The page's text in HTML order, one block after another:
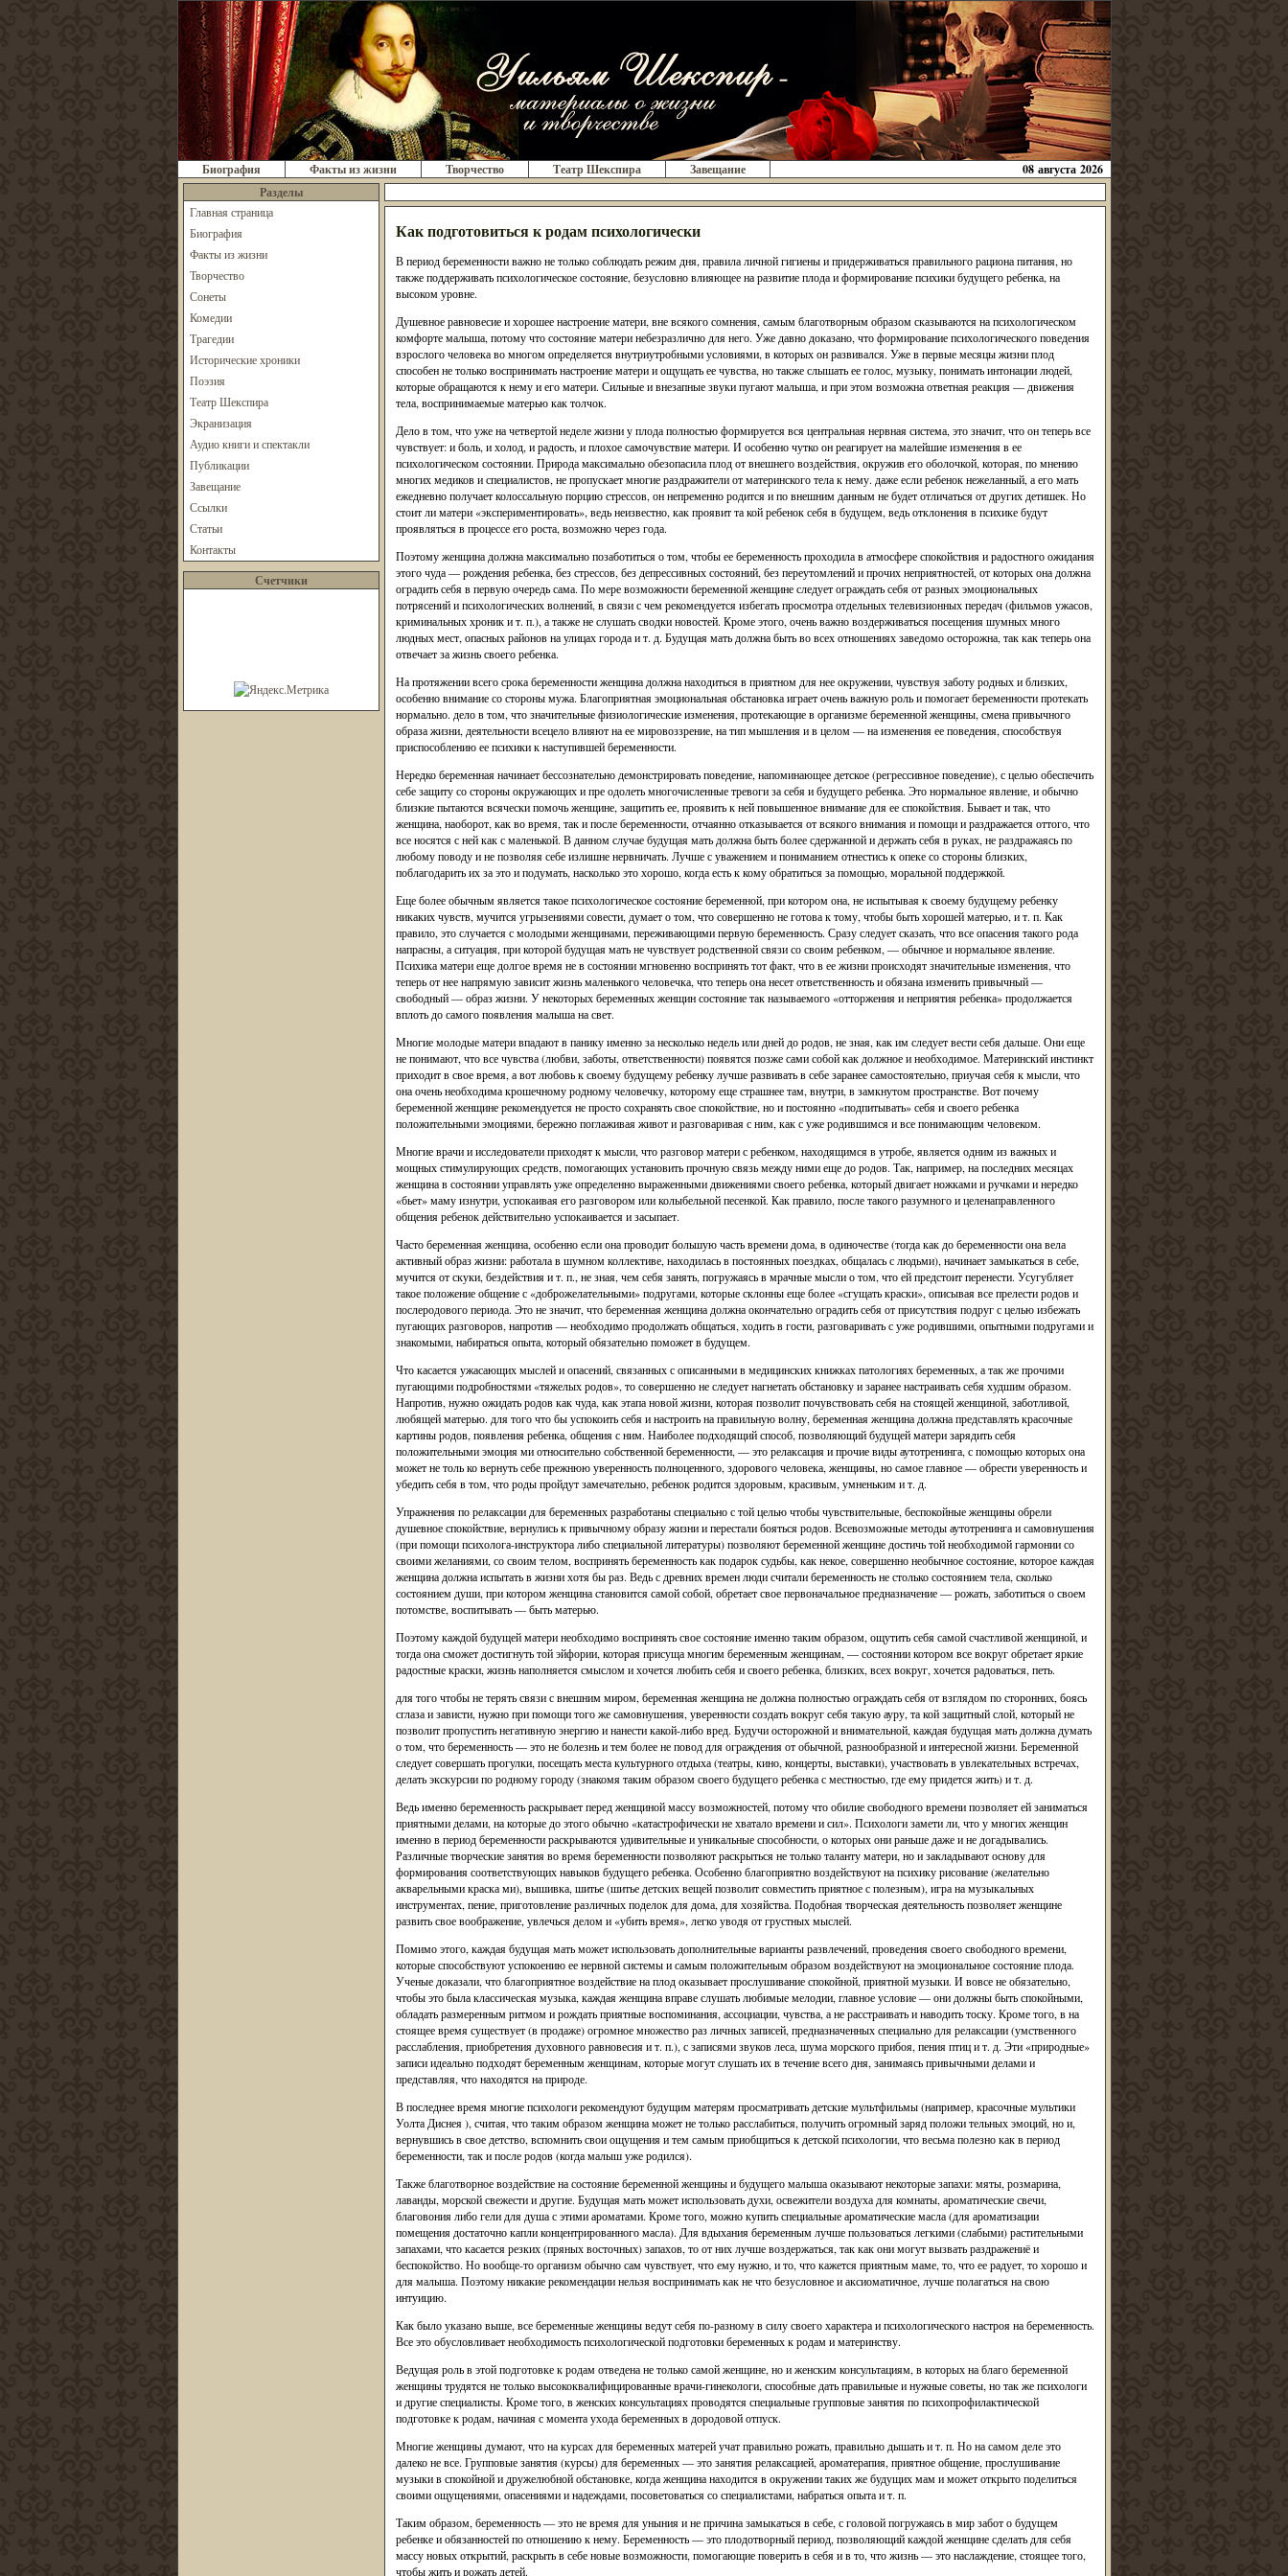
Биография Факты из жизни Творчество Театр Шекспира Завещание
08 августа 2026
Разделы
Главная страница
Биография
Факты из жизни
Творчество
Сонеты
Комедии
Трагедии
Исторические хроники
Поэзия
Театр Шекспира
Экранизация
Аудио книги и спектакли
Публикации
Завещание
Ссылки
Статьи
Контакты
Счетчики
Как подготовиться к родам психологически
В период беременности важно не только соблюдать режим дня, правила личной гигиены и придерживаться правильного рациона питания, но
также поддерживать психологическое состояние, безусловно влияющее на развитие плода и формирование психики будущего ребенка, на
высоком уровне.
Душевное равновесие и хорошее настроение матери, вне всякого сомнения, самым благотворным образом сказываются на психологическом
комфорте малыша, потому что состояние матери небезразлично для него. Уже давно доказано, что формирование психологического поведения
взрослого человека во многом определяется внутриутробными условиями, в которых он развивался. Уже в первые месяцы жизни плод
способен не только воспринимать настроение матери и ощущать ее чувства, но также слышать ее голос, музыку, понимать интонации людей,
которые обращаются к нему и его матери. Сильные и внезапные звуки пугают малыша, и при этом возможна ответная реакция — движения
тела, воспринимаемые матерью как толчок.
Дело в том, что уже на четвертой неделе жизни у плода полностью формируется вся центральная нервная система, это значит, что он теперь все
чувствует: и боль, и холод, и радость, и плохое самочувствие матери. И особенно чутко он реагирует на малейшие изменения в ее
психологическом состоянии. Природа максимально обезопасила плод от внешнего воздействия, окружив его оболочкой, которая, по мнению
многих медиков и специалистов, не пропускает многие раздражители от материнского тела к нему. даже если ребенок нежеланный, а его мать
ежедневно получает колоссальную порцию стрессов, он непременно родится и по внешним данным не будет отличаться от других детишек. Но
стоит ли матери «экспериментировать», ведь неизвестно, как проявит та кой ребенок себя в будущем, ведь отклонения в психике будут
проявляться в процессе его роста, возможно через года.
Поэтому женщина должна максимально позаботиться о том, чтобы ее беременность проходила в атмосфере спокойствия и радостного ожидания
этого чуда — рождения ребенка, без стрессов, без депрессивных состояний, без переутомлений и прочих неприятностей, от которых она должна
оградить себя в первую очередь сама. По мере возможности беременной женщине следует ограждать себя от разных эмоциональных
потрясений и психологических волнений, в связи с чем рекомендуется избегать просмотра отдельных телевизионных передач (фильмов ужасов,
криминальных хроник и т. п.), а также не слушать сводки новостей. Кроме этого, очень важно воздерживаться посещения шумных много
людных мест, опасных районов на улицах города и т. д. Будущая мать должна быть во всех отношениях заведомо осторожна, так как теперь она
отвечает за жизнь своего ребенка.
На протяжении всего срока беременности женщина должна находиться в приятном для нее окружении, чувствуя заботу родных и близких,
особенно внимание со стороны мужа. Благоприятная эмоциональная обстановка играет очень важную роль и помогает беременности протекать
нормально. дело в том, что значительные физиологические изменения, протекающие в организме беременной женщины, смена привычного
образа жизни, деятельности всецело влияют на ее мировоззрение, на тип мышления и в целом — на изменения ее поведения, способствуя
приспособлению ее психики к наступившей беременности.
Нередко беременная начинает бессознательно демонстрировать поведение, напоминающее детское (регрессивное поведение), с целью обеспечить
себе защиту со стороны окружающих и пре одолеть многочисленные тревоги за себя и будущего ребенка. Это нормальное явление, и обычно
близкие пытаются всячески помочь женщине, защитить ее, проявить к ней повышенное внимание для ее спокойствия. Бывает и так, что
женщина, наоборот, как во время, так и после беременности, отчаянно отказывается от всякого внимания и помощи и раздражается оттого, что
все носятся с ней как с маленькой. В данном случае будущая мать должна быть более сдержанной и держать себя в руках, не раздражаясь по
любому поводу и не позволяя себе излишне нервничать. Лучше с уважением и пониманием отнестись к опеке со стороны близких,
поблагодарить их за это и подумать, насколько это хорошо, когда есть к кому обратиться за помощью, моральной поддержкой.
Еще более обычным является такое психологическое состояние беременной, при котором она, не испытывая к своему будущему ребенку
никаких чувств, мучится угрызениями совести, думает о том, что совершенно не готова к тому, чтобы быть хорошей матерью, и т. п. Как
правило, это случается с молодыми женщинами, переживающими первую беременность. Сразу следует сказать, что все опасения такого рода
напрасны, а ситуация, при которой будущая мать не чувствует родственной связи со своим ребенком, — обычное и нормальное явление.
Психика матери еще долгое время не в состоянии мгновенно воспринять тот факт, что в ее жизни происходят значительные изменения, что
теперь от нее напрямую зависит жизнь маленького человечка, что теперь она несет ответственность и обязана изменить привычный —
свободный — образ жизни. У некоторых беременных женщин состояние так называемого «отторжения и неприятия ребенка» продолжается
вплоть до самого появления малыша на свет.
Многие молодые матери впадают в панику именно за несколько недель или дней до родов, не зная, как им следует вести себя дальше. Они еще
не понимают, что все чувства (любви, заботы, ответственности) появятся позже сами собой как должное и необходимое. Материнский инстинкт
приходит в свое время, а вот любовь к своему будущему ребенку лучше развивать в себе заранее самостоятельно, приучая себя к мысли, что
она очень необходима крошечному родному человечку, которому еще страшнее там, внутри, в замкнутом пространстве. Вот почему
беременной женщине рекомендуется не просто сохранять свое спокойствие, но и постоянно «подпитывать» себя и своего ребенка
положительными эмоциями, бережно поглаживая живот и разговаривая с ним, как с уже родившимся и все понимающим человеком.
Многие врачи и исследователи приходят к мысли, что разговор матери с ребенком, находящимся в утробе, является одним из важных и
мощных стимулирующих средств, помогающих установить прочную связь между ними еще до родов. Так, например, на последних месяцах
женщина в состоянии управлять уже определенно выраженными движениями своего ребенка, который двигает ножками и ручками и нередко
«бьет» маму изнутри, успокаивая его разговором или колыбельной песенкой. Как правило, после такого разумного и целенаправленного
общения ребенок действительно успокаивается и засыпает.
Часто беременная женщина, особенно если она проводит большую часть времени дома, в одиночестве (тогда как до беременности она вела
активный образ жизни: работала в шумном коллективе, находилась в постоянных поездках, общалась с людьми), начинает замыкаться в себе,
мучится от скуки, бездействия и т. п., не зная, чем себя занять, погружаясь в мрачные мысли о том, что ей предстоит перенести. Усугубляет
такое положение общение с «доброжелательными» подругами, которые склонны еще более «сгущать краски», описывая все прелести родов и
послеродового периода. Это не значит, что беременная женщина должна окончательно оградить себя от присутствия подруг с целью избежать
пугающих разговоров, напротив — необходимо продолжать общаться, ходить в гости, разговаривать с уже родившими, опытными подругами и
знакомыми, набираться опыта, который обязательно поможет в будущем.
Что касается ужасающих мыслей и опасений, связанных с описанными в медицинских книжках патологиях беременных, а так же прочими
пугающими подробностями «тяжелых родов», то совершенно не следует нагнетать обстановку и заранее настраивать себя худшим образом.
Напротив, нужно ожидать родов как чуда, как этапа новой жизни, которая позволит почувствовать себя на стоящей женщиной, заботливой,
любящей матерью. для того что бы успокоить себя и настроить на правильную волну, беременная женщина должна представлять красочные
картины родов, появления ребенка, общения с ним. Наиболее подходящий способ, позволяющий будущей матери зарядить себя
положительными эмоция ми относительно собственной беременности, — это релаксация и прочие виды аутотренинга, с помощью которых она
может не толь ко вернуть себе прежнюю уверенность полноценного, здорового человека, женщины, но самое главное — обрести уверенность и
убедить себя в том, что роды пройдут замечательно, ребенок родится здоровым, красивым, умненьким и т. д.
Упражнения по релаксации для беременных разработаны специально с той целью чтобы чувствительные, беспокойные женщины обрели
душевное спокойствие, вернулись к привычному образу жизни и перестали бояться родов. Всевозможные методы аутотренинга и самовнушения
(при помощи психолога-инструктора либо специальной литературы) позволяют беременной женщине достичь той необходимой гармонии со
своими желаниями, со своим телом, воспринять беременность как подарок судьбы, как некое, совершенно необычное состояние, которое каждая
женщина должна испытать в жизни хотя бы раз. Ведь с древних времен люди считали беременность не столько состоянием тела, сколько
состоянием души, при котором женщина становится самой собой, обретает свое первоначальное предназначение — рожать, заботиться о своем
потомстве, воспитывать — быть матерью.
Поэтому каждой будущей матери необходимо воспринять свое состояние именно таким образом, ощутить себя самой счастливой женщиной, и
тогда она сможет достигнуть той эйфории, которая присуща многим беременным женщинам, — состоянии котором все вокруг обретает яркие
радостные краски, жизнь наполняется смыслом и хочется любить себя и своего ребенка, близких, всех вокруг, хочется радоваться, петь.
для того чтобы не терять связи с внешним миром, беременная женщина не должна полностью ограждать себя от взглядом по сторонних, боясь
сглаза и зависти, нужно при помощи того же самовнушения, уверенности создать вокруг себя такую ауру, та кой защитный слой, который не
позволит пропустить негативную энергию и нанести какой-либо вред. Будучи осторожной и внимательной, каждая будущая мать должна думать
о том, что беременность — это не болезнь и тем более не повод для ограждения от обычной, разнообразной и интересной жизни. Беременной
следует совершать прогулки, посещать места культурного отдыха (театры, кино, концерты, выставки), участвовать в увлекательных встречах,
делать экскурсии по родному городу (знакомя таким образом своего будущего ребенка с местностью, где ему придется жить) и т. д.
Ведь именно беременность раскрывает перед женщиной массу возможностей, потому что обилие свободного времени позволяет ей заниматься
приятными делами, на которые до этого обычно «катастрофически не хватало времени и сил». Психологи замети ли, что у многих женщин
именно в период беременности раскрываются удивительные и уникальные способности, о которых они раньше даже и не догадывались.
Различные творческие занятия во время беременности позволяют раскрыться не только таланту матери, но и закладывают основу для
формирования соответствующих навыков будущего ребенка. Особенно благоприятно воздействуют на психику рисование (желательно
акварельными краска ми), вышивка, шитье (шитье детских вещей позволит совместить приятное с полезным), игра на музыкальных
инструментах, пение, приготовление различных поделок для дома, для хозяйства. Подобная творческая деятельность позволяет женщине
развить свое воображение, увлечься делом и «убить время», легко уводя от грустных мыслей.
Помимо этого, каждая будущая мать может использовать дополнительные варианты развлечений, проведения своего свободного времени,
которые способствуют успокоению ее нервной системы и самым положительным образом воздействуют на эмоциональное состояние плода.
Ученые доказали, что благоприятное воздействие на плод оказывает прослушивание спокойной, приятной музыки. И вовсе не обязательно,
чтобы это была классическая музыка, каждая женщина вправе слушать любимые мелодии, главное условие — они должны быть спокойными,
обладать размеренным ритмом и рождать приятные воспоминания, ассоциации, чувства, а не расстраивать и наводить тоску. Кроме того, в на
стоящее время существует (в продаже) огромное множество раз личных записей, предназначенных специально для релаксации (умственного
расслабления, приобретения духовного равновесия и т. п.), с записями звуков леса, шума морского прибоя, пения птиц и т. д. Эти «природные»
записи идеально подходят беременным женщинам, которые могут слушать их в течение всего дня, занимаясь привычными делами и
представляя, что находятся на природе.
В последнее время многие психологи рекомендуют будущим матерям просматривать детские мультфильмы (например, красочные мультики
Уолта Диснея ), считая, что таким образом женщина может не только расслабиться, получить огромный заряд положи тельных эмоций, но и,
вернувшись в свое детство, вспомнить свои ощущения и тем самым приобщиться к детской психологии, что весьма полезно как в период
беременности, так и после родов (когда малыш уже родился).
Также благотворное воздействие на состояние беременной женщины и будущего малыша оказывают некоторые запахи: мяты, розмарина,
лаванды, морской свежести и другие. Будущая мать может использовать духи, освежители воздуха для комнаты, ароматические свечи,
благовония либо гели для душа с этими ароматами. Кроме того, можно купить специальные ароматические масла (для ароматизации
помещения достаточно капли концентрированного масла). Для вдыхания беременным лучше пользоваться легкими (слабыми) растительными
запахами, что касается резких (пряных восточных) запахов, то от них лучше воздержаться, так как они могут вызвать раздражениё и
беспокойство. Но вообще-то организм обычно сам чувствует, что ему нужно, и то, что кажется приятным маме, то, что ее радует, то хорошо и
для малыша. Поэтому никакие рекомендации нельзя воспринимать как не что безусловное и аксиоматичное, лучше полагаться на свою
интуицию.
Как было указано выше, все беременные женщины ведут себя по-разному в силу своего характера и психологического настроя на беременность.
Все это обусловливает необходимость психологической подготовки беременных к родам и материнству.
Ведущая роль в этой подготовке к родам отведена не только самой женщине, но и женским консультациям, в которых на благо беременной
женщины трудятся не только высококвалифицированные врачи-гинекологи, способные дать правильные и нужные советы, но так же психологи
и другие специалисты. Кроме того, в женских консультациях проводятся специальные групповые занятия по психопрофилактической
подготовке к родам, начиная с момента ухода беременных в дородовой отпуск.
Многие женщины думают, что на курсах для беременных матерей учат правильно рожать, правильно дышать и т. п. Но на самом деле это
далеко не все. Групповые занятия (курсы) для беременных — это занятия релаксацией, ароматерапия, приятное общение, прослушивание
музыки в спокойной и дружелюбной обстановке, когда женщина находится в окружении таких же будущих мам и может открыто поделиться
своими ощущениями, опасениями и надеждами, посоветоваться со специалистами, набраться опыта и т. п.
Таким образом, беременность — это не время для уныния и не причина замыкаться в себе, с головой погружаясь в мир забот о будущем
ребенке и обязанностей по отношению к нему. Беременность — это плодотворный период, позволяющий каждой женщине сделать для себя
массу новых открытий, раскрыть в себе новые возможности, помогающие поверить в себя и в то, что жизнь — это наслаждение, стоящее того,
чтобы жить и рожать детей.